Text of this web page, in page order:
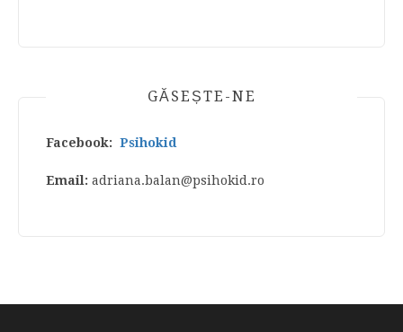
GĂSEȘTE-NE
Facebook: Psihokid
Email: adriana.balan@psihokid.ro